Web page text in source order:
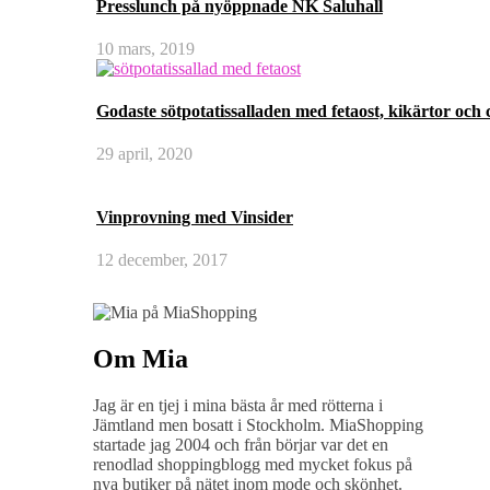
Presslunch på nyöppnade NK Saluhall
10 mars, 2019
Godaste sötpotatissalladen med fetaost, kikärtor och
29 april, 2020
Vinprovning med Vinsider
12 december, 2017
Om Mia
Jag är en tjej i mina bästa år med rötterna i
Jämtland men bosatt i Stockholm. MiaShopping
startade jag 2004 och från börjar var det en
renodlad shoppingblogg med mycket fokus på
nya butiker på nätet inom mode och skönhet.